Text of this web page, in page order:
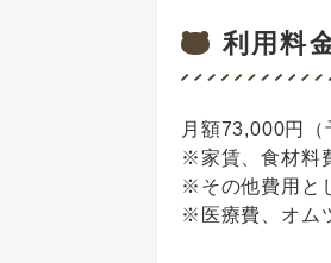
利用料
月額73,000円（
※家賃、食材料
※その他費用と
※医療費、オム